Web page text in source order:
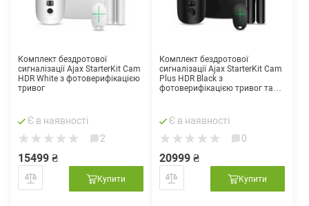
Комплект бездротової
сигналізації Ajax StarterKit Cam
HDR White з фотоверифікацією
тривог
Є в наявності
2
15499 ₴
Купити
Комплект бездротової
сигналізації Ajax StarterKit Cam
Plus HDR Black з
фотоверифікацією тривог та
Є в наявності
0
20999 ₴
Купити